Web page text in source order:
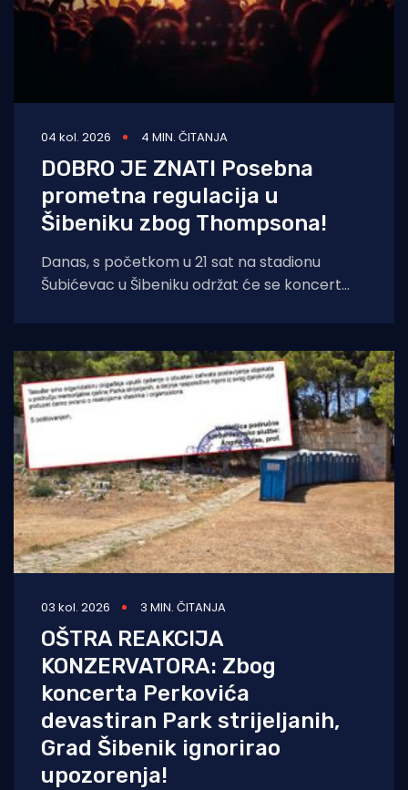
04 kol. 2026 4 MIN. ČITANJA
DOBRO JE ZNATI Posebna
prometna regulacija u
Šibeniku zbog Thompsona!
Danas, s početkom u 21 sat na stadionu
Šubićevac u Šibeniku održat će se koncert
03 kol. 2026 3 MIN. ČITANJA
OŠTRA REAKCIJA
KONZERVATORA: Zbog
koncerta Perkovića
devastiran Park strijeljanih,
Grad Šibenik ignorirao
upozorenja!